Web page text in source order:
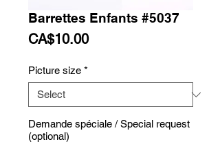
Barrettes Enfants #5037
CA$10.00Price
Picture size *
Demande spéciale / Special request
(optional)